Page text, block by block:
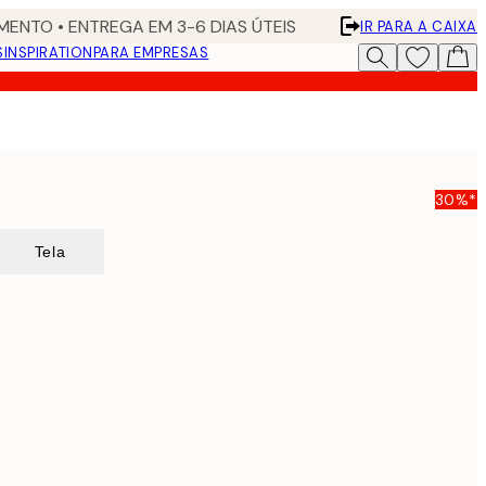
• ENTREGA EM 3-6 DIAS ÚTEIS
IR PARA A CAIXA
INSPIRATIONPARA EMPRESAS
30%*
Tela